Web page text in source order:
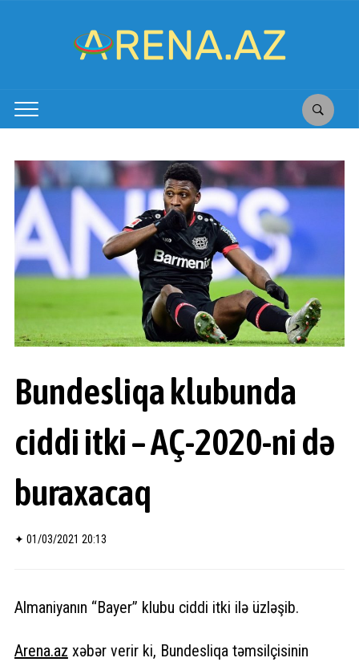
Bundesliqa klubunda
ciddi itki – AÇ-2020-ni də
buraxacaq
✦ 01/03/2021 20:13
Almaniyanın “Bayer” klubu ciddi itki ilə üzləşib.
Arena.az xəbər verir ki, Bundesliqa təmsilçisinin